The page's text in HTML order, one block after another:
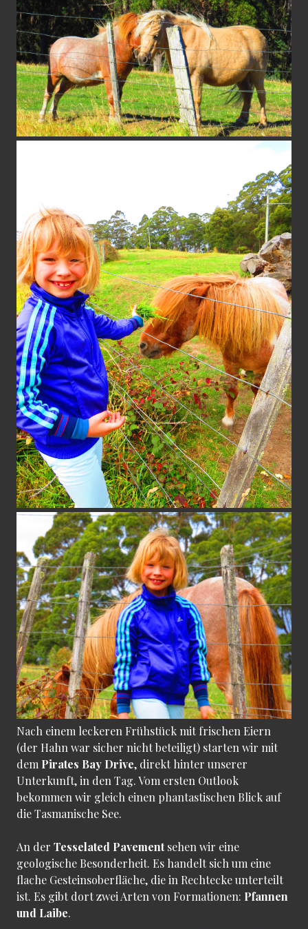
Nach einem leckeren Frühstück mit frischen Eiern
(der Hahn war sicher nicht beteiligt) starten wir mit
dem Pirates Bay Drive, direkt hinter unserer
Unterkunft, in den Tag. Vom ersten Outlook
bekommen wir gleich einen phantastischen Blick auf
die Tasmanische See.
An der Tesselated Pavementsehen wir eine
geologische Besonderheit. Es handelt sich um eine
flache Gesteinsoberfläche, die in Rechtecke unterteilt
ist. Es gibt dort zwei Arten von Formationen: Pfannen
und Laibe.